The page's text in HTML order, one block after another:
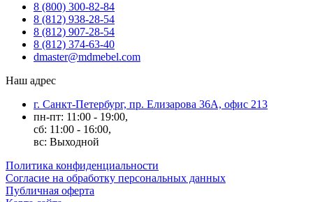
8 (800) 300-82-84
8 (812) 938-28-54
8 (812) 907-28-54
8 (812) 374-63-40
dmaster@mdmebel.com
Наш адрес
г. Санкт-Петербург, пр. Елизарова 36А, офис 213
пн-пт: 11:00 - 19:00,
сб: 11:00 - 16:00,
вс: Выходной
Политика конфиденциальности
Согласие на обработку персональных данных
Публичная оферта